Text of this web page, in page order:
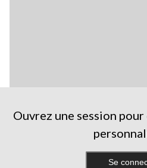
Ouvrez une session
Se